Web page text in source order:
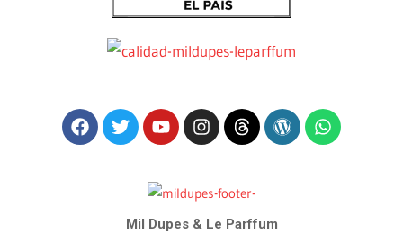
Mil Dupes & Le Parffum